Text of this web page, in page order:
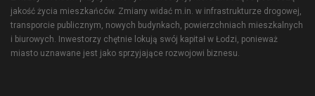
jakość życia mieszkańców. Zmiany widać m.in. w infrastrukturze drogowej,
transporcie publicznym, nowych budynkach, powierzchniach mieszkalnych
i biurowych. Inwestorzy chętnie lokują swój kapitał w Łodzi, ponieważ
miasto uznawane jest jako sprzyjające rozwojowi biznesu.